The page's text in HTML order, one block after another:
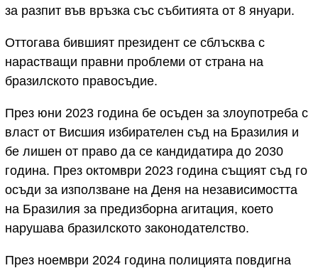
за разпит във връзка със събитията от 8 януари.
Оттогава бившият президент се сблъсква с
нарастващи правни проблеми от страна на
бразилското правосъдие.
През юни 2023 година бе осъден за злоупотреба с
власт от Висшия избирателен съд на Бразилия и
бе лишен от право да се кандидатира до 2030
година. През октомври 2023 година същият съд го
осъди за използване на Деня на независимостта
на Бразилия за предизборна агитация, което
нарушава бразилското законодателство.
През ноември 2024 година полицията повдигна